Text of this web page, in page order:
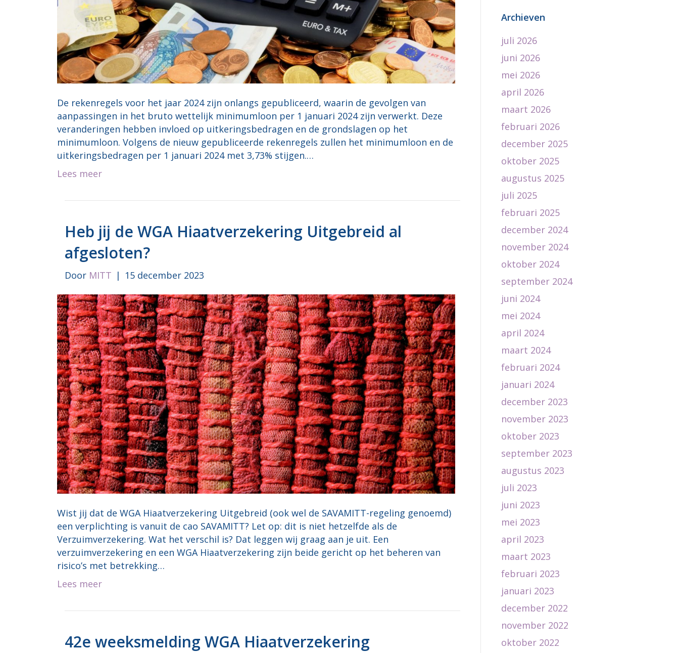
De rekenregels voor het jaar 2024 zijn onlangs gepubliceerd, waarin de gevolgen van
aanpassingen in het bruto wettelijk minimumloon per 1 januari 2024 zijn verwerkt. Deze
veranderingen hebben invloed op uitkeringsbedragen en de grondslagen op het
minimumloon. Volgens de nieuw gepubliceerde rekenregels zullen het minimumloon en de
uitkeringsbedragen per 1 januari 2024 met 3,73% stijgen.…
Lees meer
Heb jij de WGA Hiaatverzekering Uitgebreid al
afgesloten?
Door MITT | 15 december 2023
Wist jij dat de WGA Hiaatverzekering Uitgebreid (ook wel de SAVAMITT-regeling genoemd)
een verplichting is vanuit de cao SAVAMITT? Let op: dit is niet hetzelfde als de
Verzuimverzekering. Wat het verschil is? Dat leggen wij graag aan je uit. Een
verzuimverzekering en een WGA Hiaatverzekering zijn beide gericht op het beheren van
risico’s met betrekking…
Lees meer
42e weeksmelding WGA Hiaatverzekering
Archieven
juli 2026
juni 2026
mei 2026
april 2026
maart 2026
februari 2026
december 2025
oktober 2025
augustus 2025
juli 2025
februari 2025
december 2024
november 2024
oktober 2024
september 2024
juni 2024
mei 2024
april 2024
maart 2024
februari 2024
januari 2024
december 2023
november 2023
oktober 2023
september 2023
augustus 2023
juli 2023
juni 2023
mei 2023
april 2023
maart 2023
februari 2023
januari 2023
december 2022
november 2022
oktober 2022